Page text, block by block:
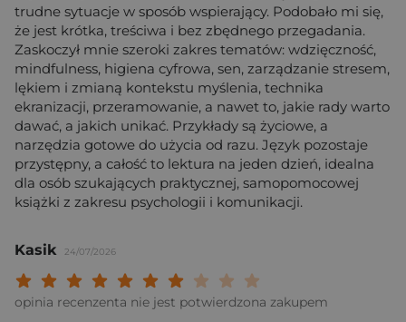
trudne sytuacje w sposób wspierający. Podobało mi się,
że jest krótka, treściwa i bez zbędnego przegadania.
Zaskoczył mnie szeroki zakres tematów: wdzięczność,
mindfulness, higiena cyfrowa, sen, zarządzanie stresem,
lękiem i zmianą kontekstu myślenia, technika
ekranizacji, przeramowanie, a nawet to, jakie rady warto
dawać, a jakich unikać. Przykłady są życiowe, a
narzędzia gotowe do użycia od razu. Język pozostaje
przystępny, a całość to lektura na jeden dzień, idealna
dla osób szukających praktycznej, samopomocowej
książki z zakresu psychologii i komunikacji.
Kasik 24/07/2026
Twoja ocena:
Twoja ocena: Wybitna 9/
Twoja ocena: Rewelacyjna 8/
Twoja ocena: Bardzo dobra 7/10"
Twoja ocena: Dobra 6/10"
Twoja ocena: Przeciętna 5/10"
Twoja ocena: Może być 4/10"
Twoja ocena: Słaba 3/10"
Twoja ocena: Bardzo słaba 2/10"
Twoja ocena: Beznadziejna 1/10"
opinia recenzenta nie jest potwierdzona zakupem